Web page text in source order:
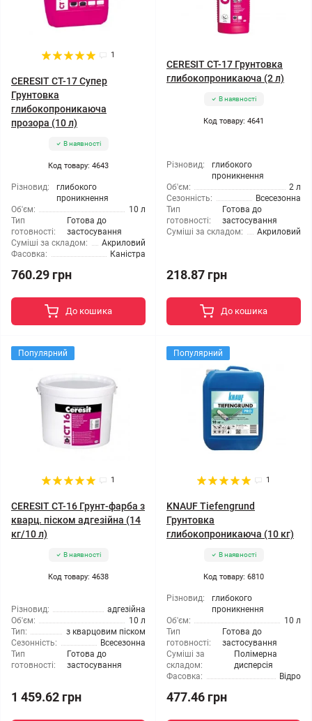
1
CERESIT CT-17 Супер
Грунтовка
глибокопроникаюча
прозора (10 л)
В наявності
Код товару: 4643
Різновид:
глибокого
проникнення
Об'єм:
10 л
Тип
готовності:
Готова до
застосування
Суміші за складом:
Акриловий
Фасовка:
Каністра
760.29 грн
До кошика
CERESIT CT-17 Грунтовка
глибокопроникаюча (2 л)
В наявності
Код товару: 4641
Різновид:
глибокого
проникнення
Об'єм:
2 л
Сезонність:
Всесезонна
Тип
готовності:
Готова до
застосування
Суміші за складом:
Акриловий
218.87 грн
До кошика
Популярний
1
CERESIT CT-16 Грунт-фарба з
кварц. піском адгезійна (14
кг/10 л)
В наявності
Код товару: 4638
Різновид:
адгезійна
Об'єм:
10 л
Тип:
з кварцовим піском
Сезонність:
Всесезонна
Тип
готовності:
Готова до
застосування
1 459.62 грн
Популярний
1
KNAUF Tiefengrund
Грунтовка
глибокопроникаюча (10 кг)
В наявності
Код товару: 6810
Різновид:
глибокого
проникнення
Об'єм:
10 л
Тип
готовності:
Готова до
застосування
Суміші за
складом:
Полімерна
дисперсія
Фасовка:
Відро
477.46 грн